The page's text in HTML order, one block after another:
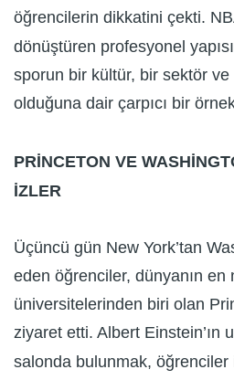
öğrencilerin dikkatini çekti.
dönüştüren profesyonel
sporun bir kültür, bir sektör
olduğuna dair çarpıcı bir
PRİNCETON VE
İZLER
Üçüncü gün New York’tan
eden öğrenciler, dünyanın en
üniversitelerinden biri olan
ziyaret etti. Albert Einstein’ın
salonda bulunmak,